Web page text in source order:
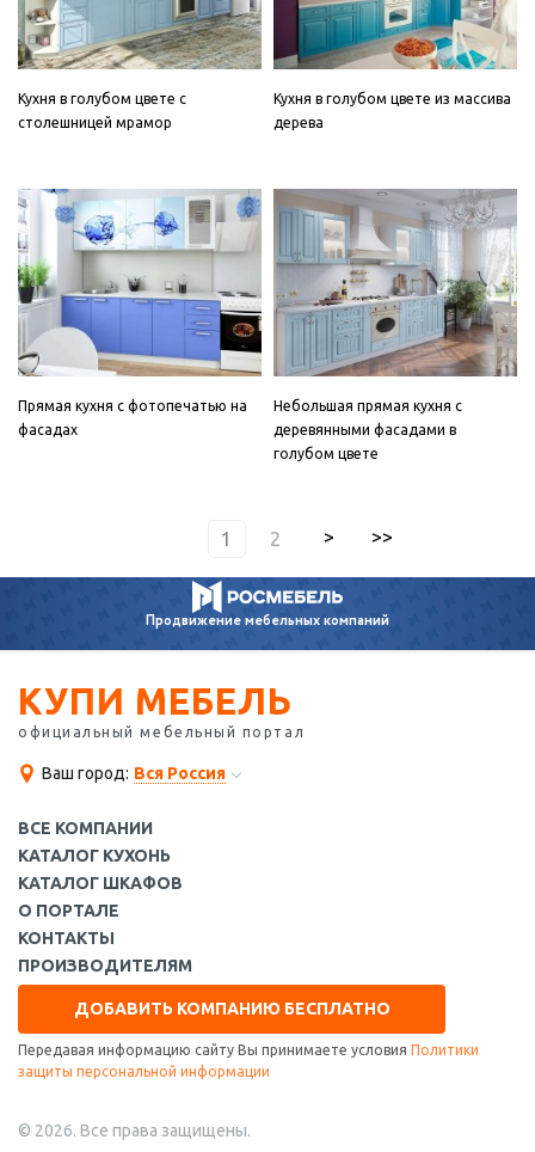
Кухня в голубом цвете с
столешницей мрамор
Кухня в голубом цвете из массива
дерева
Прямая кухня с фотопечатью на
фасадах
Небольшая прямая кухня с
деревянными фасадами в
голубом цвете
1 2
Продвижениемебельных компаний
КУПИ МЕБЕЛЬ
официальный мебельный портал
Ваш город: Вся Россия
ВСЕ КОМПАНИИ
КАТАЛОГ КУХОНЬ
КАТАЛОГ ШКАФОВ
О ПОРТАЛЕ
КОНТАКТЫ
ПРОИЗВОДИТЕЛЯМ
ДОБАВИТЬ КОМПАНИЮ БЕСПЛАТНО
Передавая информацию сайту Вы принимаете условия Политики
защиты персональной информации
© 2026. Все права защищены.